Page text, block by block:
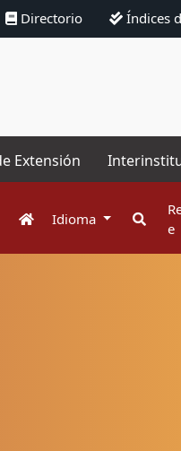
Directorio Índices
Extensión
Idioma
e